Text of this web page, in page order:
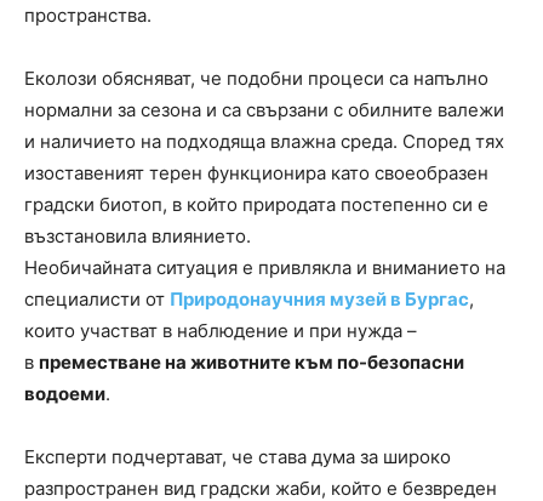
пространства.
Еколози обясняват, че подобни процеси са напълно
нормални за сезона и са свързани с обилните валежи
и наличието на подходяща влажна среда. Според тях
изоставеният терен функционира като своеобразен
градски биотоп, в който природата постепенно си е
възстановила влиянието.
Необичайната ситуация е привлякла и вниманието на
специалисти от Природонаучния музей в Бургас,
които участват в наблюдение и при нужда –
в преместване на животните към по-безопасни
водоеми.
Експерти подчертават, че става дума за широко
разпространен вид градски жаби, който е безвреден